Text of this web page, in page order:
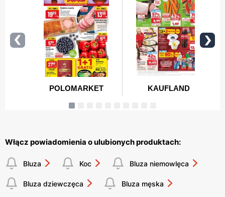
Włącz powiadomienia o ulubionych produktach:
Bluza Koc Bluza niemowlęca
Bluza dziewczęca Bluza męska